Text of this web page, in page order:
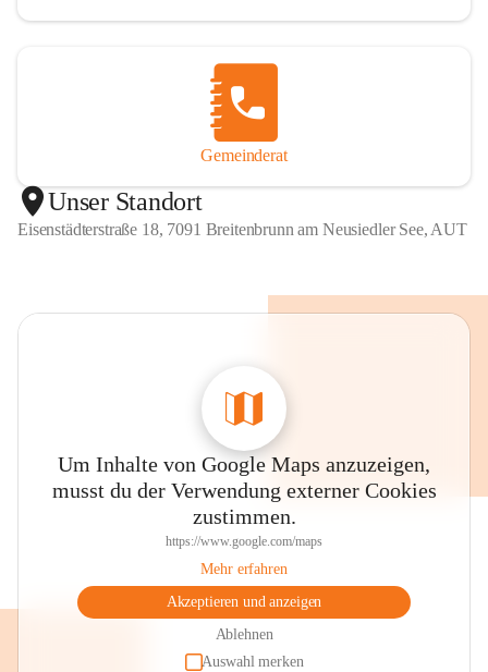
Gemeinderat
Unser Standort
Eisenstädterstraße 18, 7091 Breitenbrunn am Neusiedler See, AUT
Um Inhalte von Google Maps anzuzeigen,
musst du der Verwendung externer Cookies
zustimmen.
https://www.google.com/maps
Mehr erfahren
Akzeptieren und anzeigen
Ablehnen
Auswahl merken